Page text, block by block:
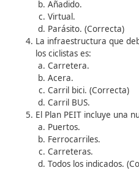
No supere el
(1990/1995).
No supere el
(1990/1995).
No supere el
(1990/1995).
No supere el
(1990/1995).
Según el
los
En coche.